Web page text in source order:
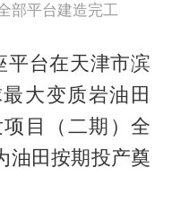
部平台建造完工
平台在天津市滨
大变质岩油田
目（二期）全
油田按期投产奠